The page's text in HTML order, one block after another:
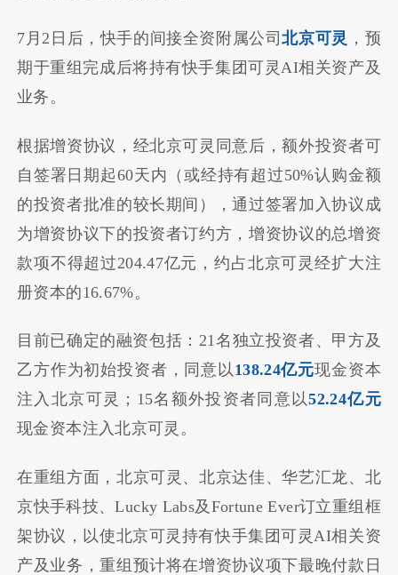
7月2日后，快手的间接全资附属公司北京可灵 ，预
期于重组完成后将持有快手集团可灵AI相关资产及
业务。
根据增资协议，经北京可灵同意后，额外投资者可
自签署日期起60天内（或经持有超过50%认购金额
的投资者批准的较长期间），通过签署加入协议成
为增资协议下的投资者订约方，增资协议的总增资
款项不得超过204.47亿元，约占北京可灵经扩大注
册资本的16.67%。
目前已确定的融资包括：21名独立投资者、甲方及
乙方作为初始投资者，同意以138.24亿元现金资本
注入北京可灵；15名额外投资者同意以52.24亿元
现金资本注入北京可灵。
在重组方面，北京可灵、北京达佳、华艺汇龙、北
京快手科技、Lucky Labs及Fortune Ever订立重组框
架协议，以使北京可灵持有快手集团可灵AI相关资
产及业务，重组预计将在增资协议项下最晚付款日